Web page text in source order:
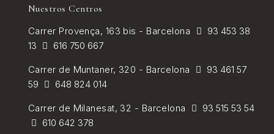
Nuestros Centros
Carrer Provença, 163 bis - Barcelona
93 453 38
13
616 750 667
Carrer de Muntaner, 320 - Barcelona
93 461 57
59
648 824 014
Carrer de Milanesat, 32 - Barcelona
93 515 53 54
610 642 378